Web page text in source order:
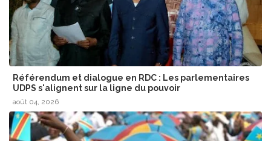
Référendum et dialogue en RDC : Les parlementaires
UDPS s'alignent sur la ligne du pouvoir
août 04, 2026